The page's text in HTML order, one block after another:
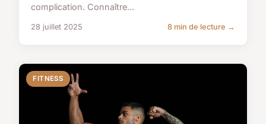
complication. Connaître...
28 juillet 2025 8 min de lecture →
FITNESS